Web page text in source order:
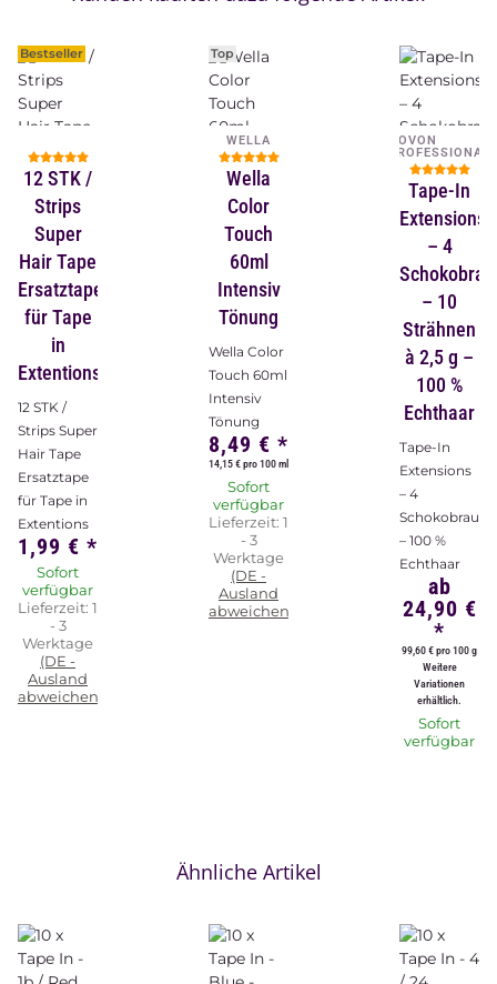
Bestseller
12 STK /
Strips
Super
Hair Tape
Ersatztape
für Tape
in
Extentions
12 STK /
Strips Super
Hair Tape
Ersatztape
für Tape in
Extentions
1,99 € *
Sofort
verfügbar
Lieferzeit: 1
- 3
Werktage
(DE -
Ausland
abweichend)
Top
WELLA
Wella
Color
Touch
60ml
Intensiv
Tönung
Wella Color
Touch 60ml
Intensiv
Tönung
8,49 € *
14,15 € pro 100 ml
Sofort
verfügbar
Lieferzeit: 1
- 3
Werktage
(DE -
Ausland
abweichend)
NOVON
PROFESSIONAL
Tape-In
Extensions
– 4
– 10
Strähnen
à 2,5 g –
100 %
Echthaar
Tape-In
Extensions
– 4
Schokobraun
– 100 %
Echthaar
ab
24,90 €
*
99,60 € pro 100 g
Weitere
Variationen
erhältlich.
Sofort
verfügbar
Ähnliche Artikel